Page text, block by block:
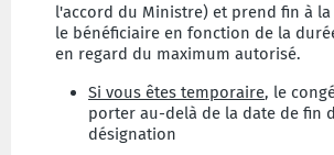
l'accord du Ministre) et prend fin à
le bénéficiaire en fonction de la
en regard du maximum autorisé.
Si vous êtes temporaire, le
porter au-delà de la date de fin
désignation